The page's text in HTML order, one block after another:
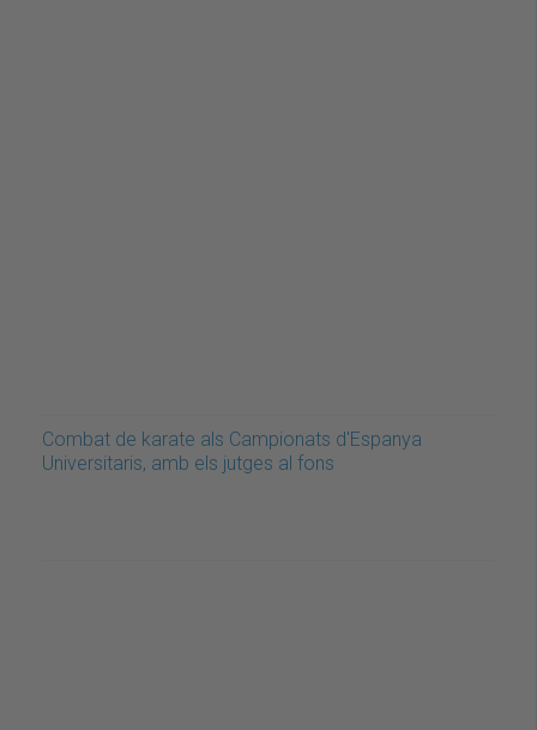
Combat de karate als Campionats d'Espanya
Universitaris, amb els jutges al fons